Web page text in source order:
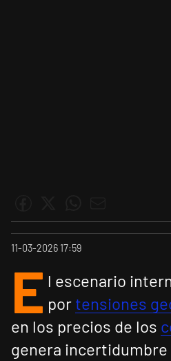
11-03-2026 17:59
E l escenario
por tensiones
en los precios de los
genera